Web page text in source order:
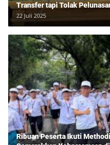
Transfer tapi Tolak
Lawan Tipu Rp850 Juta
22 Juli 2025
Ribuan Peserta Ikuti